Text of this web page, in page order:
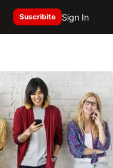
Suscribite Sign In